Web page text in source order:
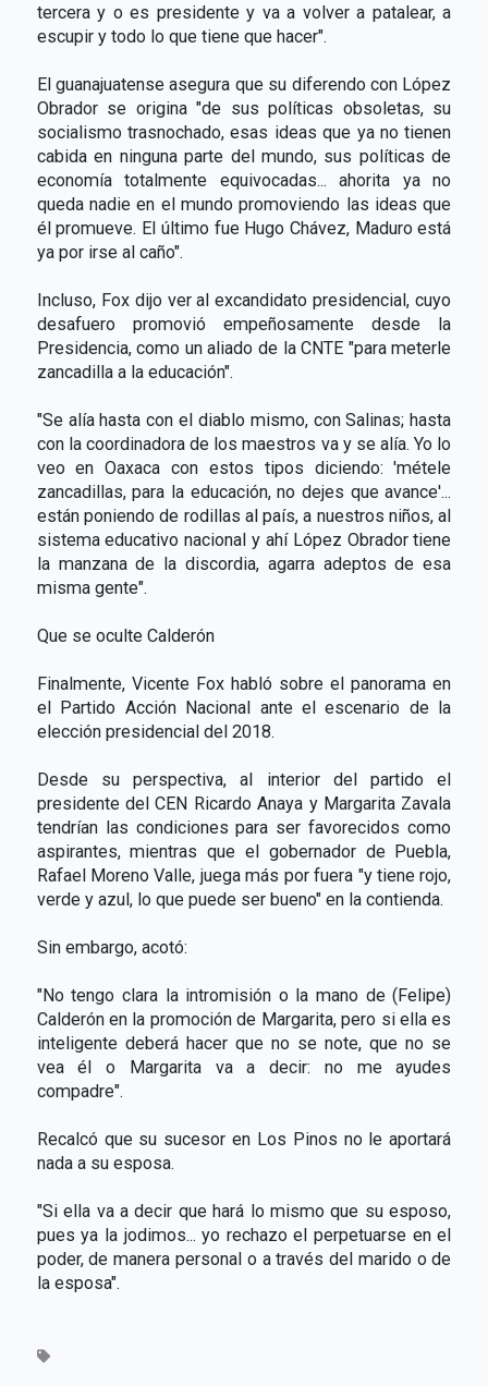
tercera y o es presidente y va a volver a patalear, a
escupir y todo lo que tiene que hacer".
El guanajuatense asegura que su diferendo con López
Obrador se origina "de sus políticas obsoletas, su
socialismo trasnochado, esas ideas que ya no tienen
cabida en ninguna parte del mundo, sus políticas de
economía totalmente equivocadas... ahorita ya no
queda nadie en el mundo promoviendo las ideas que
él promueve. El último fue Hugo Chávez, Maduro está
ya por irse al caño".
Incluso, Fox dijo ver al excandidato presidencial, cuyo
desafuero promovió empeñosamente desde la
Presidencia, como un aliado de la CNTE "para meterle
zancadilla a la educación".
"Se alía hasta con el diablo mismo, con Salinas; hasta
con la coordinadora de los maestros va y se alía. Yo lo
veo en Oaxaca con estos tipos diciendo: 'métele
zancadillas, para la educación, no dejes que avance'...
están poniendo de rodillas al país, a nuestros niños, al
sistema educativo nacional y ahí López Obrador tiene
la manzana de la discordia, agarra adeptos de esa
misma gente".
Que se oculte Calderón
Finalmente, Vicente Fox habló sobre el panorama en
el Partido Acción Nacional ante el escenario de la
elección presidencial del 2018.
Desde su perspectiva, al interior del partido el
presidente del CEN Ricardo Anaya y Margarita Zavala
tendrían las condiciones para ser favorecidos como
aspirantes, mientras que el gobernador de Puebla,
Rafael Moreno Valle, juega más por fuera "y tiene rojo,
verde y azul, lo que puede ser bueno" en la contienda.
Sin embargo, acotó:
"No tengo clara la intromisión o la mano de (Felipe)
Calderón en la promoción de Margarita, pero si ella es
inteligente deberá hacer que no se note, que no se
vea él o Margarita va a decir: no me ayudes
compadre".
Recalcó que su sucesor en Los Pinos no le aportará
nada a su esposa.
"Si ella va a decir que hará lo mismo que su esposo,
pues ya la jodimos... yo rechazo el perpetuarse en el
poder, de manera personal o a través del marido o de
la esposa".